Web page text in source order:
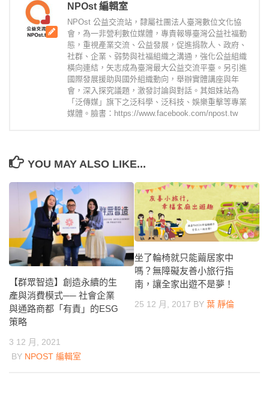
NPOst 編輯室
NPOst 公益交流站，隸屬社團法人臺灣數位文化協
會，為一非營利數位媒體，專責報導臺灣公益社福動
態，重視產業交流、公益發展，促進捐款人、政府、
社群、企業、弱勢與社福組織之溝通，強化公益組織
橫向連結，矢志成為臺灣最大公益交流平臺。另引進
國際發展援助與國外組織動向，舉辦實體講座與年
會，深入探究議題，激發討論與對話。其姐妹站為
「泛傳媒」旗下之泛科學、泛科技、娛樂重擊等專業
媒體。臉書：https://www.facebook.com/npost.tw
YOU MAY ALSO LIKE...
【群眾智造】創造永續的生
產與消費模式── 社會企業
與通路商都「有責」的ESG
策略
3 12 月, 2021
BY NPOST 編輯室
坐了輪椅就只能繭居家中
嗎？無障礙友善小旅行指
南，讓全家出遊不是夢！
25 12 月, 2017 BY 葉 靜倫